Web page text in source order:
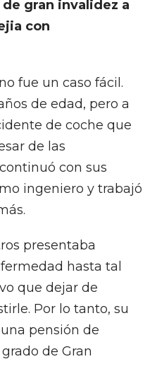
gran invalidez a
con
fue un caso fácil.
de edad, pero a
de coche que
de las
con sus
ingeniero y trabajó
presentaba
hasta tal
que dejar de
Por lo tanto, su
pensión de
de Gran